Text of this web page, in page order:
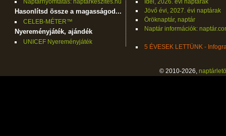
Naptárnyomtatás: naptarkeszites.hu
Hasonlítsd össze a magasságod...
CELEB-MÉTER™
Nyereményjáték, ajándék
UNICEF Nyereményjáték
Idei, 2026. évi naptárak
Jövő évi, 2027. évi naptárak
Öröknaptár, naptár
Naptár információk:
5 ÉVESEK LETTÜNK -
© 2010-2026,